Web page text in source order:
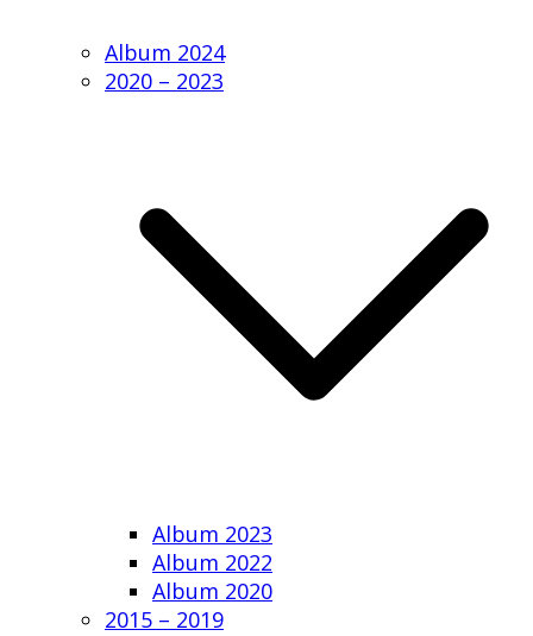
Album 2024
2020 – 2023
Album 2023
Album 2022
Album 2020
2015 – 2019